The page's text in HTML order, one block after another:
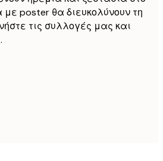
poster θα διευκολύνουν τη
τις συλλογές μας και